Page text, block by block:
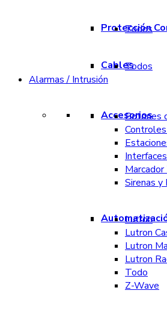
Protección
Todos
CablesTodos
Alarmas / Intrusión
Accesorios
Botones
Sirenas
Lutron
Lutron
Lutron
Lutron
Todo
Z-Wave